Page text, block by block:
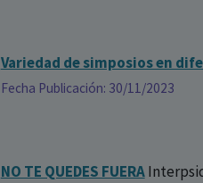
Variedad de simposios en
Fecha Publicación: 30/11/2023
NO TE QUEDES FUERA